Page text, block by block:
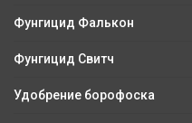
Фунгицид Фалькон
Фунгицид Свитч
Удобрение борофоска